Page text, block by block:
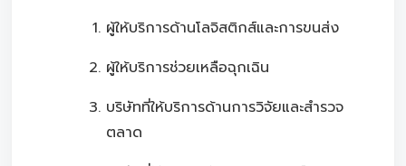
ผู้ให้บริการด้านโลจิสติกส์และการขนส่ง
ผู้ให้บริการช่วยเหลือฉุกเฉิน
บริษัทที่ให้บริการด้านการวิจัยและสำรวจ
ตลาด